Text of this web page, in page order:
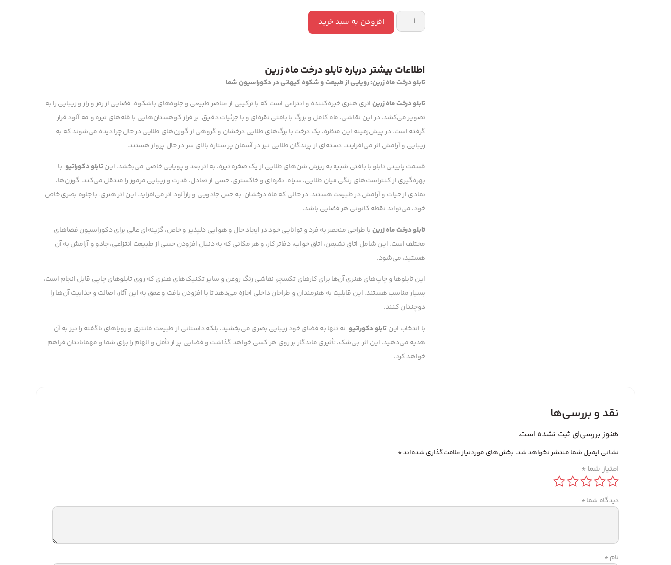
افزودن به سبد خرید
اطلاعات بیشتر درباره تابلو درخت ماه زرین
تابلو درخت ماه زرین: رویایی از طبیعت و شکوه کیهانی در دکوراسیون شما
تابلو درخت ماه زرین اثری هنری خیره‌کننده و انتزاعی است که با ترکیبی از عناصر طبیعی و جلوه‌های باشکوه، فضایی از رمز و راز و زیبایی را به
تصویر می‌کشد. در این نقاشی، ماه کامل و بزرگ با بافتی نقره‌ای و با جزئیات دقیق، بر فراز کوهستان‌هایی با قله‌های تیره و مه آلود قرار
گرفته است. در پیش‌زمینه این منظره، یک درخت با برگ‌های طلایی درخشان و گروهی از گوزن‌های طلایی در حال چرا دیده می‌شوند که به
زیبایی و آرامش اثر می‌افزایند. دسته‌ای از پرندگان طلایی نیز در آسمان پر ستاره بالای سر در حال پرواز هستند.
قسمت پایینی تابلو با بافتی شبیه به ریزش شن‌های طلایی از یک صخره تیره، به اثر بعد و پویایی خاصی می‌بخشد. اینتابلو دکوراتیو، با
بهره‌گیری از کنتراست‌های رنگی میان طلایی، سیاه، نقره‌ای و خاکستری، حسی از تعادل، قدرت و زیبایی مرموز را منتقل می‌کند. گوزن‌ها،
نمادی از حیات و آرامش در طبیعت هستند، در حالی که ماه درخشان، به حس جادویی و رازآلود اثر می‌افزاید. این اثر هنری، با جلوه بصری خاص
خود، می‌تواند نقطه کانونی هر فضایی باشد.
تابلو درخت ماه زرین با طراحی منحصر به فرد و توانایی خود در ایجاد حال و هوایی دلپذیر و خاص، گزینه‌ای عالی برای دکوراسیون فضاهای
مختلف است. این شامل اتاق نشیمن، اتاق خواب، دفاتر کار، و هر مکانی که به دنبال افزودن حسی از طبیعت انتزاعی، جادو و آرامش به آن
هستید، می‌شود.
این تابلوها و چاپ‌های هنری آن‌ها برای کارهای تکسچر، نقاشی رنگ روغن و سایر تکنیک‌های هنری که روی تابلوهای چاپی قابل انجام است،
بسیار مناسب هستند. این قابلیت به هنرمندان و طراحان داخلی اجازه می‌دهد تا با افزودن بافت و عمق به این آثار، اصالت و جذابیت آن‌ها را
دوچندان کنند.
با انتخاب اینتابلو دکوراتیو، نه تنها به فضای خود زیبایی بصری می‌بخشید، بلکه داستانی از طبیعت فانتزی و رویاهای ناگفته را نیز به آن
هدیه می‌دهید. این اثر، بی‌شک، تأثیری ماندگار بر روی هر کسی خواهد گذاشت و فضایی پر از تأمل و الهام را برای شما و مهمانانتان فراهم
خواهد کرد.
نقد و بررسی‌ها
هنوز بررسی‌ای ثبت نشده است.
نشانی ایمیل شما منتشر نخواهد شد. بخش‌های موردنیاز علامت‌گذاری شده‌اند*
امتیاز شما *
دیدگاه شما*
نام *